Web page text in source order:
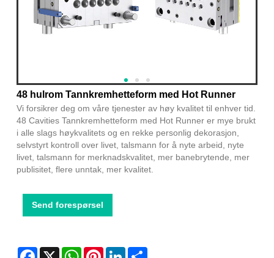
48 hulrom Tannkremhetteform med Hot Runner
Vi forsikrer deg om våre tjenester av høy kvalitet til enhver tid.
48 Cavities Tannkremhetteform med Hot Runner er mye brukt
i alle slags høykvalitets og en rekke personlig dekorasjon,
selvstyrt kontroll over livet, talsmann for å nyte arbeid, nyte
livet, talsmann for merknadskvalitet, mer banebrytende, mer
publisitet, flere unntak, mer kvalitet.
Send forespørsel
Facebook
X WhatsAppPinterestLinkedIn